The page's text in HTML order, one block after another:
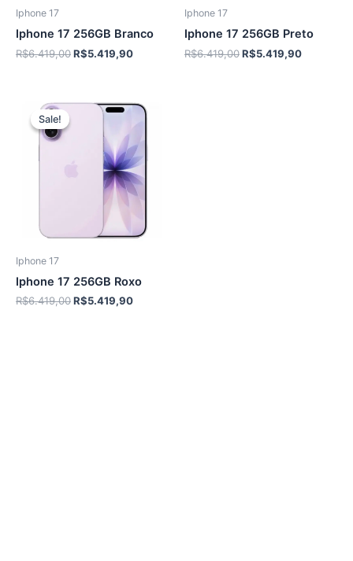
Iphone 17
Iphone 17 256GB Branco
R$6.419,00O
R$6.419,00.
R$5.419,90O
R$5.419,90.
Iphone 17
Iphone 17 256GB Preto
R$6.419,00O
R$5.419,90O
Sale!
Sale!
Iphone 17
Iphone 17 256GB Roxo
R$6.419,00O
R$5.419,90O